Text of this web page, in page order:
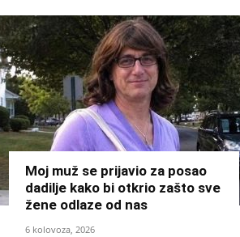
Moj muž se prijavio za posao
dadilje kako bi otkrio zašto sve
žene odlaze od nas
6 kolovoza, 2026